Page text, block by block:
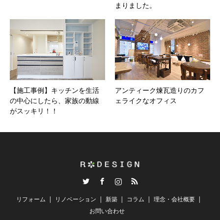
まりました。
【施工事例】キッチンを生活
の中心にしたら、家族の動線
がスッキリ！！
アンティーク煉瓦造りのカフ
ェライクなオフィス
InstagramRSS
リフォーム リノベーション 新築 コラム
理念・会社概要
お問い合わせ